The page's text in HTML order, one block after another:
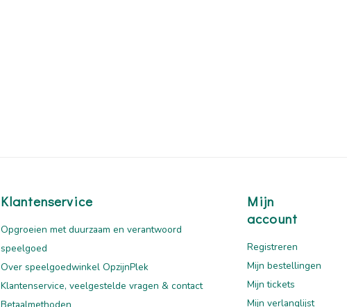
Klantenservice
Opgroeien met duurzaam en verantwoord
speelgoed
Over speelgoedwinkel OpzijnPlek
Klantenservice, veelgestelde vragen & contact
Mijn
account
Registreren
Mijn bestellingen
Mijn tickets
Mijn verlanglijst